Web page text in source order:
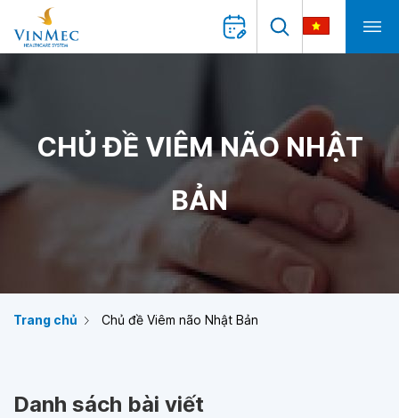
CHỦ ĐỀ VIÊM NÃO NHẬT
BẢN
Trang chủ Chủ đề Viêm não Nhật Bản
Danh sách bài viết